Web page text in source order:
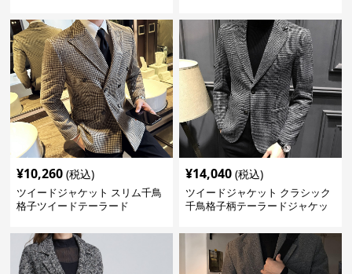
¥10,260 (税込)
ツイードジャケット スリム千鳥
格子ツイードテーラード
¥14,040 (税込)
ツイードジャケット クラシック
千鳥格子柄テーラードジャケッ